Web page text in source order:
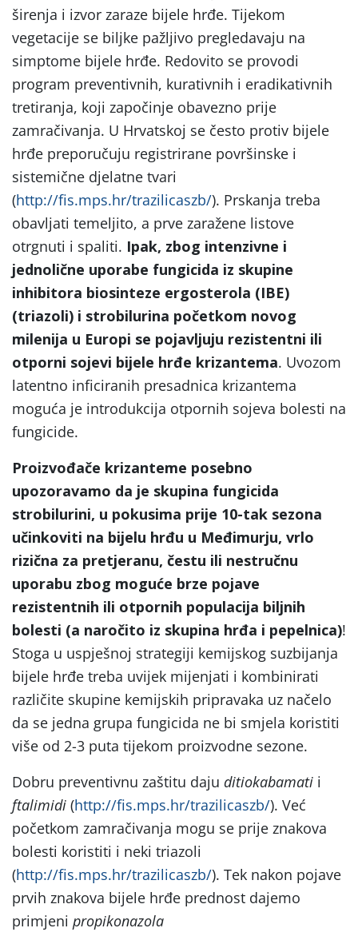
širenja i izvor zaraze bijele hrđe. Tijekom
vegetacije se biljke pažljivo pregledavaju na
simptome bijele hrđe. Redovito se provodi
program preventivnih, kurativnih i eradikativnih
tretiranja, koji započinje obavezno prije
zamračivanja. U Hrvatskoj se često protiv bijele
hrđe preporučuju registrirane površinske i
sistemične djelatne tvari
(http://fis.mps.hr/trazilicaszb/). Prskanja treba
obavljati temeljito, a prve zaražene listove
otrgnuti i spaliti. Ipak, zbog intenzivne i
jednolične uporabe fungicida iz skupine
inhibitora biosinteze ergosterola (IBE)
(triazoli) i strobilurina početkom novog
milenija u Europi se pojavljuju rezistentni ili
otporni sojevi bijele hrđe krizantema. Uvozom
latentno inficiranih presadnica krizantema
moguća je introdukcija otpornih sojeva bolesti na
fungicide.
Proizvođače krizanteme posebno
upozoravamo da je skupina fungicida
strobilurini, u pokusima prije 10-tak sezona
učinkoviti na bijelu hrđu u Međimurju, vrlo
rizična za pretjeranu, čestu ili nestručnu
uporabu zbog moguće brze pojave
rezistentnih ili otpornih populacija biljnih
bolesti (a naročito iz skupina hrđa i pepelnica)!
Stoga u uspješnoj strategiji kemijskog suzbijanja
bijele hrđe treba uvijek mijenjati i kombinirati
različite skupine kemijskih pripravaka uz načelo
da se jedna grupa fungicida ne bi smjela koristiti
više od 2-3 puta tijekom proizvodne sezone.
Dobru preventivnu zaštitu daju ditiokabamati i
ftalimidi (http://fis.mps.hr/trazilicaszb/). Već
početkom zamračivanja mogu se prije znakova
bolesti koristiti i neki triazoli
(http://fis.mps.hr/trazilicaszb/). Tek nakon pojave
prvih znakova bijele hrđe prednost dajemo
primjeni propikonazola